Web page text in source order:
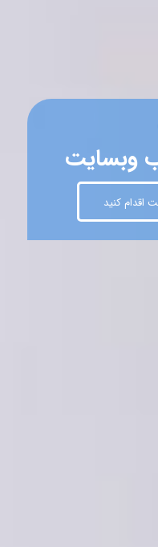
وبسایت
اقدام کنید